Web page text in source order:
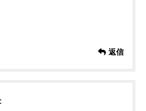
返信